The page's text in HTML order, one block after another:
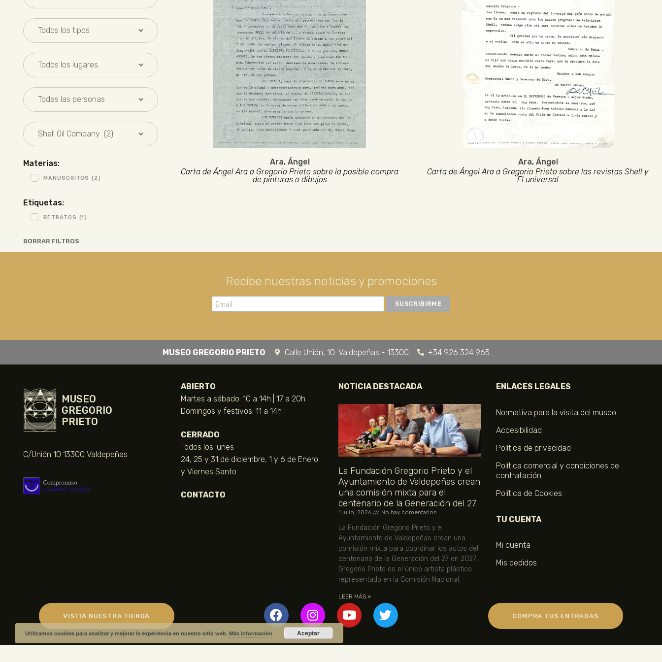
Materias:
MANUSCRITOS (2)
Etiquetas:
RETRATOS (1)
BORRAR FILTROS
Ara, Ángel
Carta de Ángel Ara a Gregorio Prieto sobre la posible compra
de pinturas o dibujos
Ara, Ángel
Carta de Ángel Ara a Gregorio Prieto sobre las revistas Shell y
El universal
Recibe nuestras noticias y promociones
MUSEO GREGORIO PRIETO Calle Unión, 10. Valdepeñas - 13300 +34 926 324 965
MUSEO
GREGORIO
PRIETO
C/Unión 10 13300 Valdepeñas
ABIERTO
Martes a sábado: 10 a 14h | 17 a 20h
Domingos y festivos: 11 a 14h
CERRADO
Todos los lunes
24, 25 y 31 de diciembre, 1 y 6 de Enero
y Viernes Santo
CONTACTO
NOTICIA DESTACADA
La Fundación Gregorio Prieto y el
Ayuntamiento de Valdepeñas crean
una comisión mixta para el
centenario de la Generación del 27
1 julio, 2026 No hay comentarios
La Fundación Gregorio Prieto y el
Ayuntamiento de Valdepeñas crean una
comisión mixta para coordinar los actos del
centenario de la Generación del 27 en 2027.
Gregorio Prieto es el único artista plástico
representado en la Comisión Nacional.
LEER MÁS »
ENLACES LEGALES
Normativa para la visita del museo
Accesibilidad
Política de privacidad
Política comercial y condiciones de
contratación
Política de Cookies
TU CUENTA
Mi cuenta
Mis pedidos
VISITA NUESTRA TIENDA COMPRA TUS ENTRADAS
Utilizamos cookies para analizar y mejorar la experiencia en nuestro sitio web. Más información Aceptar